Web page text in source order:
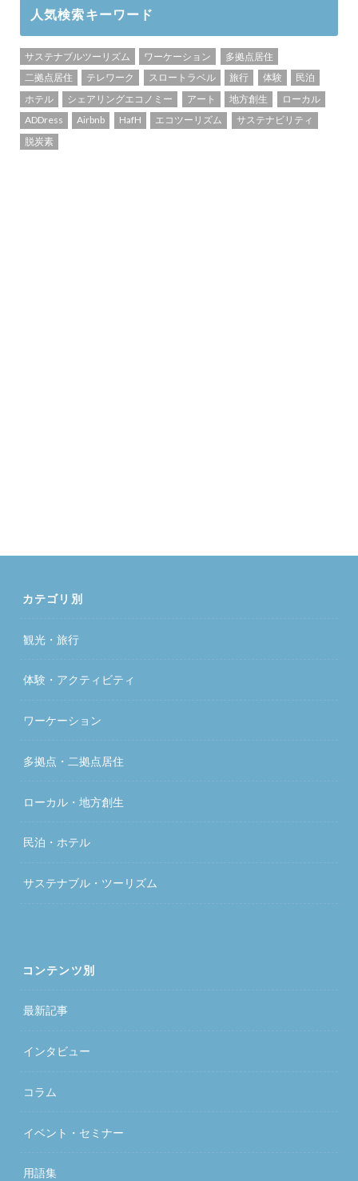
人気検索キーワード
サステナブルツーリズム ワーケーション
多拠点居住
二拠点居住
テレワーク スロートラベル 旅行 体験
民泊
ホテル
シェアリングエコノミー アート 地方創生
ローカル
ADDress
Airbnb HafH エコツーリズム
サステナビリティ
脱炭素
カテゴリ別
観光・旅行
体験・アクティビティ
ワーケーション
多拠点・二拠点居住
ローカル・地方創生
民泊・ホテル
サステナブル・ツーリズム
コンテンツ別
最新記事
インタビュー
コラム
イベント・セミナー
用語集